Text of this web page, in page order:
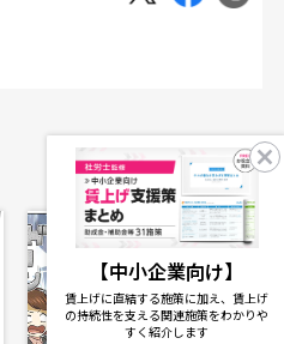
【中小企業向け】
賃上げに直結する施策に加え、賃上げ
の持続性を支える関連施策をわかりや
すく紹介します